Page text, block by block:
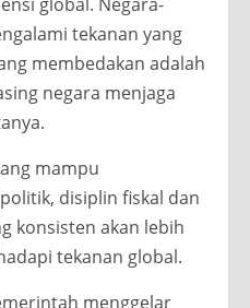
global. Negara-
tekanan yang
membedakan adalah
negara menjaga
mampu
disiplin fiskal dan
konsisten akan lebih
tekanan global.
menggelar